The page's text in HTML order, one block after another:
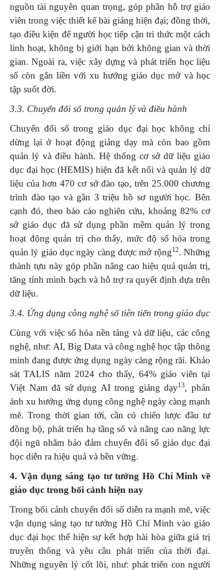
nguồn tài nguyên quan trọng, góp phần hỗ trợ giáo
viên trong việc thiết kế bài giảng hiện đại; đồng thời,
tạo điều kiện để người học tiếp cận tri thức một cách
linh hoạt, không bị giới hạn bởi không gian và thời
gian. Ngoài ra, việc xây dựng và phát triển học liệu
số còn gắn liền với xu hướng giáo dục mở và học
tập suốt đời.
3.3. Chuyển đổi số trong quản lý và điều hành
Chuyển đổi số trong giáo dục đại học không chỉ
dừng lại ở hoạt động giảng dạy mà còn bao gồm
quản lý và điều hành. Hệ thống cơ sở dữ liệu giáo
dục đại học (HEMIS) hiện đã kết nối và quản lý dữ
liệu của hơn 470 cơ sở đào tạo, trên 25.000 chương
trình đào tạo và gần 3 triệu hồ sơ người học. Bên
cạnh đó, theo báo cáo nghiên cứu, khoảng 82% cơ
sở giáo dục đã sử dụng phần mềm quản lý trong
hoạt động quản trị cho thấy, mức độ số hóa trong
quản lý giáo dục ngày càng được mở rộng12. Những
thành tựu này góp phần nâng cao hiệu quả quản trị,
tăng tính minh bạch và hỗ trợ ra quyết định dựa trên
dữ liệu.
3.4. Ứng dụng công nghệ số tiên tiến trong giáo dục
Cùng với việc số hóa nền tảng và dữ liệu, các công
nghệ, như: AI, Big Data và công nghệ học tập thông
minh đang được ứng dụng ngày càng rộng rãi. Khảo
sát TALIS năm 2024 cho thấy, 64% giáo viên tại
Việt Nam đã sử dụng AI trong giảng dạy13, phản
ánh xu hướng ứng dụng công nghệ ngày càng mạnh
mẽ. Trong thời gian tới, cần có chiến lược đầu tư
đồng bộ, phát triển hạ tầng số và nâng cao năng lực
đội ngũ nhằm bảo đảm chuyển đổi số giáo dục đại
học diễn ra hiệu quả và bền vững.
4. Vận dụng sáng tạo tư tưởng Hồ Chí Minh về
giáo dục trong bối cảnh hiện nay
Trong bối cảnh chuyển đổi số diễn ra mạnh mẽ, việc
vận dụng sáng tạo tư tưởng Hồ Chí Minh vào giáo
dục đại học thể hiện sự kết hợp hài hòa giữa giá trị
truyền thống và yêu cầu phát triển của thời đại.
Những nguyên lý cốt lõi, như: phát triển con người